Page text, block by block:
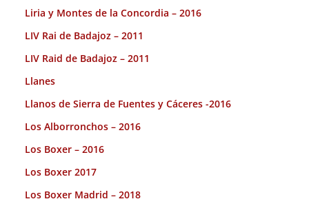
Liria y Montes de la Concordia – 2016
LIV Rai de Badajoz – 2011
LIV Raid de Badajoz – 2011
Llanes
Llanos de Sierra de Fuentes y Cáceres -2016
Los Alborronchos – 2016
Los Boxer – 2016
Los Boxer 2017
Los Boxer Madrid – 2018